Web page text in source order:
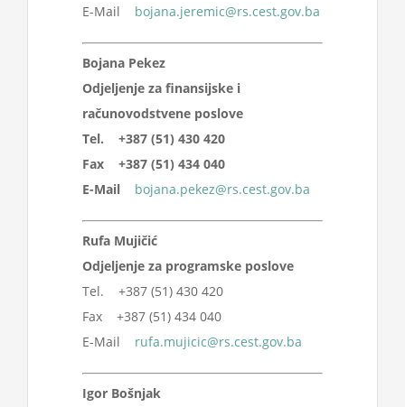
E-Mail bojana.jeremic@rs.cest.gov.ba
Bojana Pekez
Odjeljenje za finansijske i
računovodstvene poslove
Tel. +387 (51) 430 420
Fax +387 (51) 434 040
E-Mail bojana.pekez@rs.cest.gov.ba
Rufa Mujičić
Odjeljenje za programske poslove
Tel. +387 (51) 430 420
Fax +387 (51) 434 040
E-Mail rufa.mujicic@rs.cest.gov.ba
Igor Bošnjak